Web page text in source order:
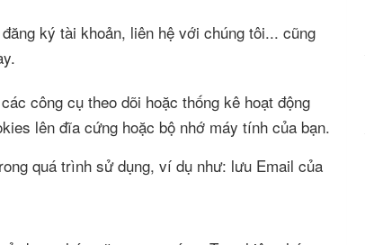
ký tài khoản, liên hệ với chúng tôi... cũng
công cụ theo dõi hoặc thống kê hoạt động
lên đĩa cứng hoặc bộ nhớ máy tính của bạn.
quá trình sử dụng, ví dụ như: lưu Email của